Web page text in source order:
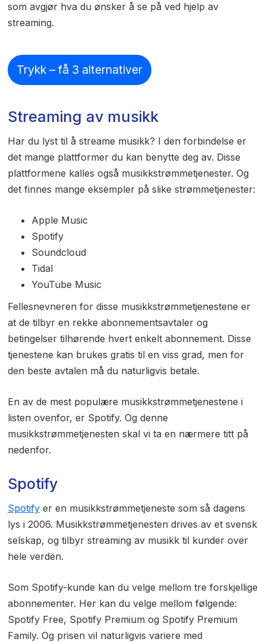
som avgjør hva du ønsker å se på ved hjelp av
streaming.
Trykk – få 3 alternativer
Streaming av musikk
Har du lyst til å streame musikk? I den forbindelse er
det mange plattformer du kan benytte deg av. Disse
plattformene kalles også musikkstrømmetjenester. Og
det finnes mange eksempler på slike strømmetjenester:
Apple Music
Spotify
Soundcloud
Tidal
YouTube Music
Fellesnevneren for disse musikkstrømmetjenestene er
at de tilbyr en rekke abonnementsavtaler og
betingelser tilhørende hvert enkelt abonnement. Disse
tjenestene kan brukes gratis til en viss grad, men for
den beste avtalen må du naturligvis betale.
En av de mest populære musikkstrømmetjenestene i
listen ovenfor, er Spotify. Og denne
musikkstrømmetjenesten skal vi ta en nærmere titt på
nedenfor.
Spotify
Spotifyer en musikkstrømmetjeneste som så dagens
lys i 2006. Musikkstrømmetjenesten drives av et svensk
selskap, og tilbyr streaming av musikk til kunder over
hele verden.
Som Spotify-kunde kan du velge mellom tre forskjellige
abonnementer. Her kan du velge mellom følgende:
Spotify Free, Spotify Premium og Spotify Premium
Family. Og prisen vil naturligvis variere med